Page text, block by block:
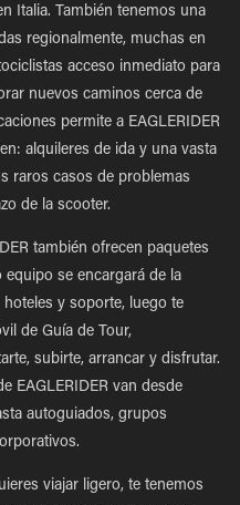
Italia. También tenemos una
regionalmente, muchas en
acceso inmediato para
nuevos caminos cerca de
permite a EAGLERIDER
alquileres de ida y una vasta
raros casos de problemas
de la scooter.
también ofrecen paquetes
se encargará de la
y soporte, luego te
de Guía de Tour,
subirte, arrancar y disfrutar.
EAGLERIDER van desde
autoguiados, grupos
viajar ligero, te tenemos